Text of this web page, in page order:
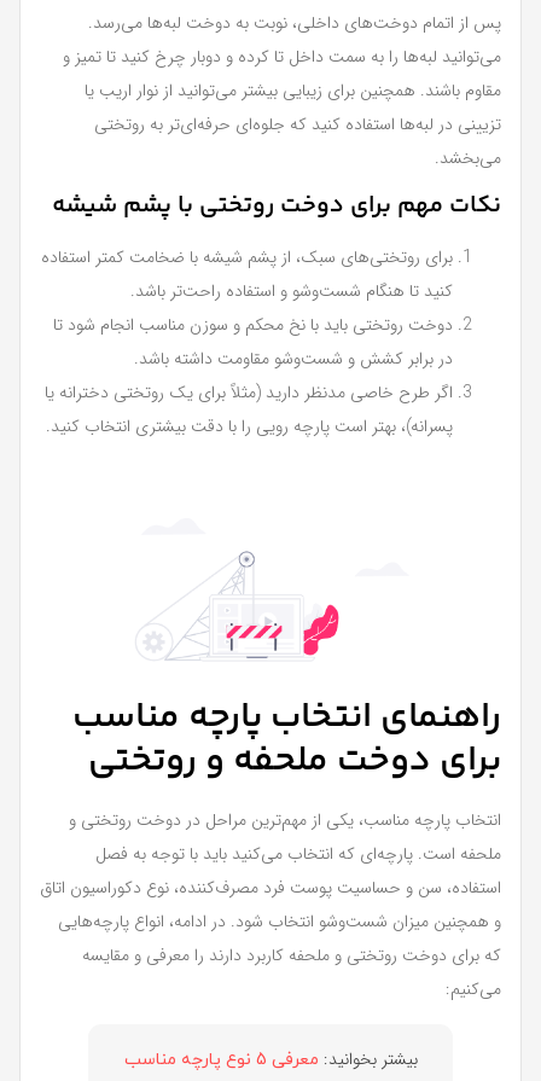
پس از اتمام دوخت‌های داخلی، نوبت به دوخت لبه‌ها می‌رسد.
می‌توانید لبه‌ها را به سمت داخل تا کرده و دوبار چرخ کنید تا تمیز و
مقاوم باشند. همچنین برای زیبایی بیشتر می‌توانید از نوار اریب یا
تزیینی در لبه‌ها استفاده کنید که جلوه‌ای حرفه‌ای‌تر به روتختی
می‌بخشد.
نکات مهم برای دوخت روتختی با پشم شیشه
برای روتختی‌های سبک، از پشم شیشه با ضخامت کمتر استفاده
کنید تا هنگام شست‌وشو و استفاده راحت‌تر باشد.
دوخت روتختی باید با نخ محکم و سوزن مناسب انجام شود تا
در برابر کشش و شست‌وشو مقاومت داشته باشد.
اگر طرح خاصی مدنظر دارید (مثلاً برای یک روتختی دخترانه یا
پسرانه)، بهتر است پارچه رویی را با دقت بیشتری انتخاب کنید.
راهنمای انتخاب پارچه مناسب
برای دوخت ملحفه و روتختی
انتخاب پارچه مناسب، یکی از مهم‌ترین مراحل در دوخت روتختی و
ملحفه است. پارچه‌ای که انتخاب می‌کنید باید با توجه به فصل
استفاده، سن و حساسیت پوست فرد مصرف‌کننده، نوع دکوراسیون اتاق
و همچنین میزان شست‌وشو انتخاب شود. در ادامه، انواع پارچه‌هایی
که برای دوخت روتختی و ملحفه کاربرد دارند را معرفی و مقایسه
می‌کنیم:
بیشتر بخوانید:
معرفی 5 نوع پارچه مناسب